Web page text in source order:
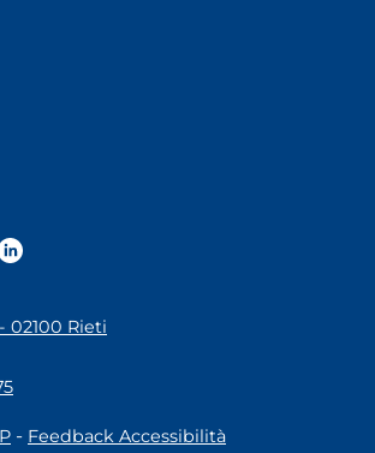
02100 Rieti
- Feedback Accessibilità